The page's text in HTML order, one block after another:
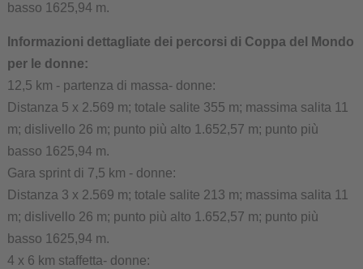
basso 1625,94 m.
Informazioni dettagliate dei percorsi di Coppa del Mondo
per le donne:
12,5 km - partenza di massa- donne:
Distanza 5 x 2.569 m; totale salite 355 m; massima salita 11
m; dislivello 26 m; punto più alto 1.652,57 m; punto più
basso 1625,94 m.
Gara sprint di 7,5 km - donne:
Distanza 3 x 2.569 m; totale salite 213 m; massima salita 11
m; dislivello 26 m; punto più alto 1.652,57 m; punto più
basso 1625,94 m.
4 x 6 km staffetta- donne: